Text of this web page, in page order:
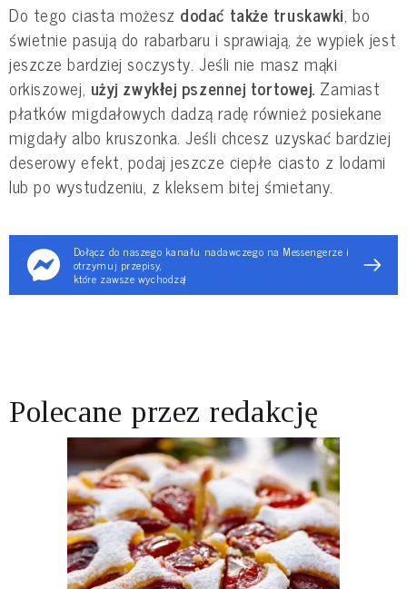
Do tego ciasta możesz dodać także truskawki, bo
świetnie pasują do rabarbaru i sprawiają, że wypiek jest
jeszcze bardziej soczysty. Jeśli nie masz mąki
orkiszowej, użyj zwykłej pszennej tortowej. Zamiast
płatków migdałowych dadzą radę również posiekane
migdały albo kruszonka. Jeśli chcesz uzyskać bardziej
deserowy efekt, podaj jeszcze ciepłe ciasto z lodami
lub po wystudzeniu, z kleksem bitej śmietany.
Dołącz do naszego kanału nadawczego na Messengerze i
otrzymuj przepisy,
które zawsze wychodzą!
Polecane przez redakcję